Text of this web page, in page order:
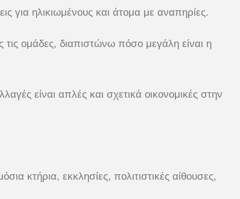
για ηλικιωμένους και άτομα με αναπηρίες.
ομάδες, διαπιστώνω πόσο μεγάλη είναι η
είναι απλές και σχετικά οικονομικές στην
κτήρια, εκκλησίες, πολιτιστικές αίθουσες,